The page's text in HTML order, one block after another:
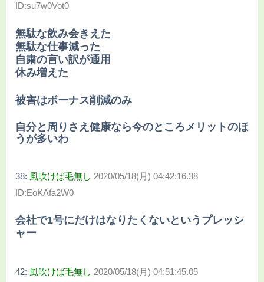
ID:su7w0Vot0
無駄な飲み会きえた
無駄な仕事減った
自粛の言い訳が通用
休み増えた
被害はボーナス削減のみ
自分と周りさえ健康なら今のところメリットのほ
うが多いわ
38: 風吹けば毛無し 2020/05/18(月) 04:42:16.38
ID:EoKAfa2W0
会社で1号にだけはなりたくないというプレッシ
ャー
42: 風吹けば毛無し 2020/05/18(月) 04:51:45.05